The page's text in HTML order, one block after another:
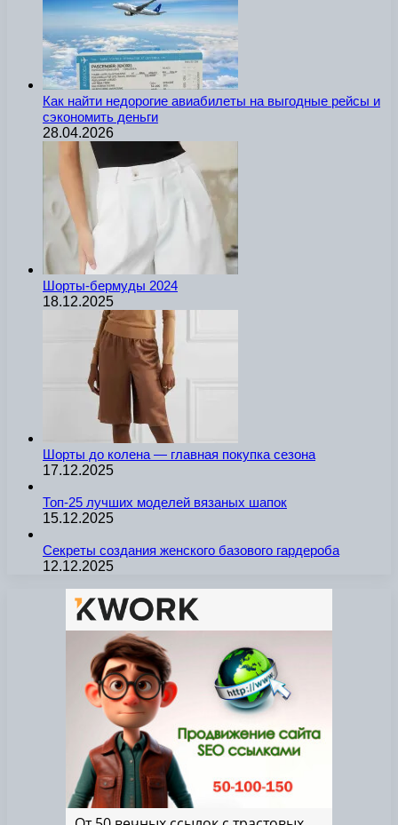
Как найти недорогие авиабилеты на выгодные рейсы и
сэкономить деньги
28.04.2026
Шорты-бермуды 2024
18.12.2025
Шорты до колена — главная покупка сезона
17.12.2025
Топ-25 лучших моделей вязаных шапок
15.12.2025
Секреты создания женского базового гардероба
12.12.2025